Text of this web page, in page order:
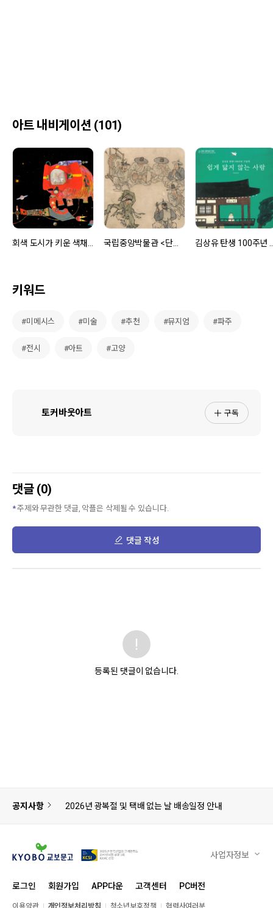
아트 내비게이션 (101)
회색 도시가 키운 색채의 화가, 빛을 사랑했던 브라이언 와일드스미스 국립중앙박물관 <단원 김홍도, 시대를 그리다> 김상유 탄생 100주
키워드
#미메시스 #미술 #추천 #뮤지엄 #파주
#전시 #아트 #고양
토커바웃아트 구독
댓글 (0)
주제와 무관한 댓글, 악플은 삭제될 수 있습니다.
댓글 작성
등록된 댓글이 없습니다.
공지사항 2026년 광복절 및 택배 없는 날 배송일정 안내
사업자정보
로그인 회원가입 APP다운 고객센터 PC버전
이용약관 개인정보처리방침 청소년보호정책 협력사여러분